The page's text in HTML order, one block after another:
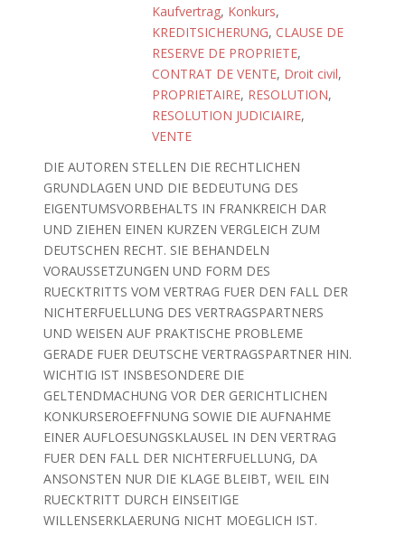
Kaufvertrag, Konkurs,
KREDITSICHERUNG, CLAUSE DE
RESERVE DE PROPRIETE,
CONTRAT DE VENTE, Droit civil,
PROPRIETAIRE, RESOLUTION,
RESOLUTION JUDICIAIRE,
VENTE
DIE AUTOREN STELLEN DIE RECHTLICHEN
GRUNDLAGEN UND DIE BEDEUTUNG DES
EIGENTUMSVORBEHALTS IN FRANKREICH DAR
UND ZIEHEN EINEN KURZEN VERGLEICH ZUM
DEUTSCHEN RECHT. SIE BEHANDELN
VORAUSSETZUNGEN UND FORM DES
RUECKTRITTS VOM VERTRAG FUER DEN FALL DER
NICHTERFUELLUNG DES VERTRAGSPARTNERS
UND WEISEN AUF PRAKTISCHE PROBLEME
GERADE FUER DEUTSCHE VERTRAGSPARTNER HIN.
WICHTIG IST INSBESONDERE DIE
GELTENDMACHUNG VOR DER GERICHTLICHEN
KONKURSEROEFFNUNG SOWIE DIE AUFNAHME
EINER AUFLOESUNGSKLAUSEL IN DEN VERTRAG
FUER DEN FALL DER NICHTERFUELLUNG, DA
ANSONSTEN NUR DIE KLAGE BLEIBT, WEIL EIN
RUECKTRITT DURCH EINSEITIGE
WILLENSERKLAERUNG NICHT MOEGLICH IST.